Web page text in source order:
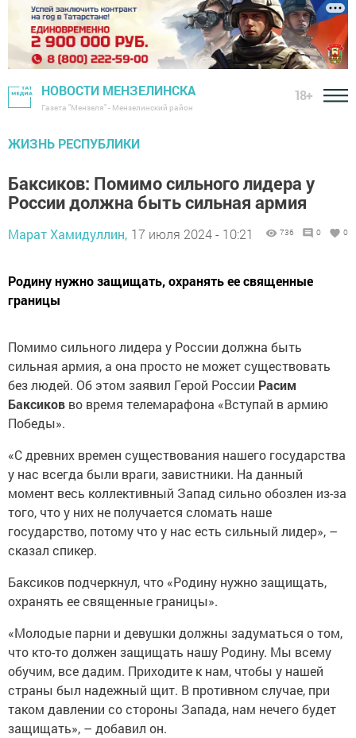
НОВОСТИ МЕНЗЕЛИНСКА
Газета "Мензеля" - Мензелинский район
18+
ЖИЗНЬ РЕСПУБЛИКИ
Баксиков: Помимо сильного лидера у
России должна быть сильная армия
Марат Хамидуллин, 17 июля 2024 - 10:21 736 0 0
Родину нужно защищать, охранять ее священные
границы
Помимо сильного лидера у России должна быть
сильная армия, а она просто не может существовать
без людей. Об этом заявил Герой России Расим
Баксиков во время телемарафона «Вступай в армию
Победы».
«С древних времен существования нашего государства
у нас всегда были враги, завистники. На данный
момент весь коллективный Запад сильно обозлен из-за
того, что у них не получается сломать наше
государство, потому что у нас есть сильный лидер», –
сказал спикер.
Баксиков подчеркнул, что «Родину нужно защищать,
охранять ее священные границы».
«Молодые парни и девушки должны задуматься о том,
что кто-то должен защищать нашу Родину. Мы всему
обучим, все дадим. Приходите к нам, чтобы у нашей
страны был надежный щит. В противном случае, при
таком давлении со стороны Запада, нам нечего будет
защищать», – добавил он.